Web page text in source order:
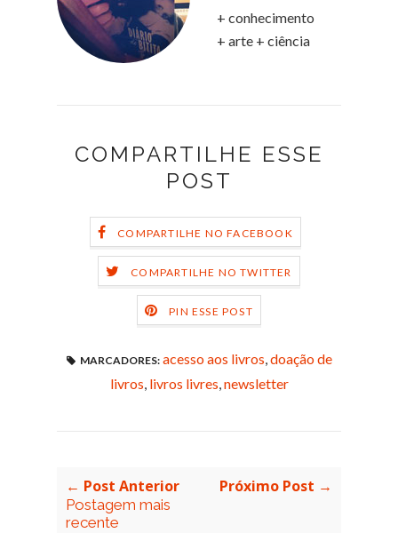
+ conhecimento
+ arte + ciência
COMPARTILHE ESSE
POST
COMPARTILHE NO FACEBOOK
COMPARTILHE NO TWITTER
PIN ESSE POST
MARCADORES: acesso aos livros,doação de
livros, livros livres,newsletter
← Post Anterior
Postagem mais
recente
Próximo Post →